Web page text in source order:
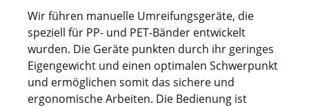
Wir führen manuelle Umreifungsgeräte, die
speziell für PP- und PET-Bänder entwickelt
wurden. Die Geräte punkten durch ihr geringes
Eigengewicht und einen optimalen Schwerpunkt
und ermöglichen somit das sichere und
ergonomische Arbeiten. Die Bedienung ist